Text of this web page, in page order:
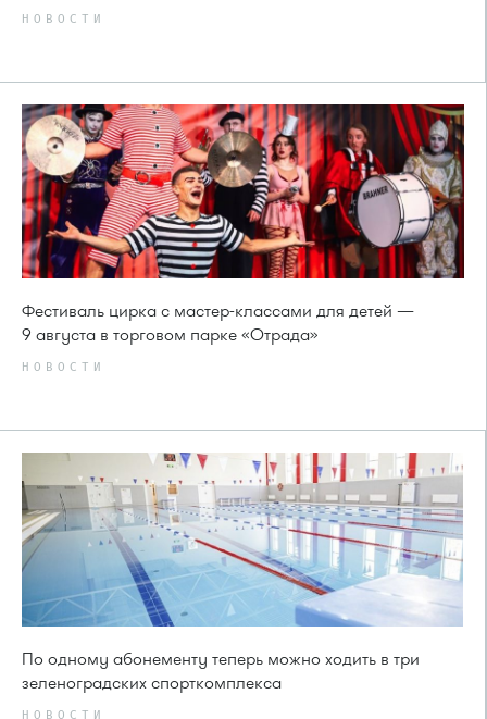
НОВОСТИ
Фестиваль цирка с мастер-классами для детей —
9 августа в торговом парке «Отрада»
НОВОСТИ
По одному абонементу теперь можно ходить в три
зеленоградских спорткомплекса
НОВОСТИ